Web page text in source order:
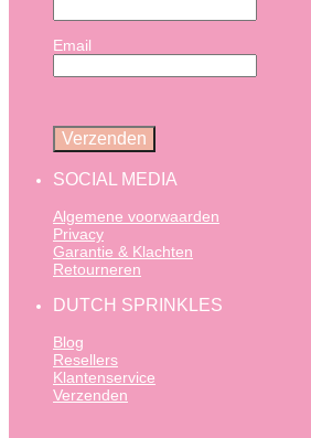
Email
SOCIAL MEDIA
Algemene voorwaarden
Privacy
Garantie & Klachten
Retourneren
DUTCH SPRINKLES
Blog
Resellers
Klantenservice
Verzenden